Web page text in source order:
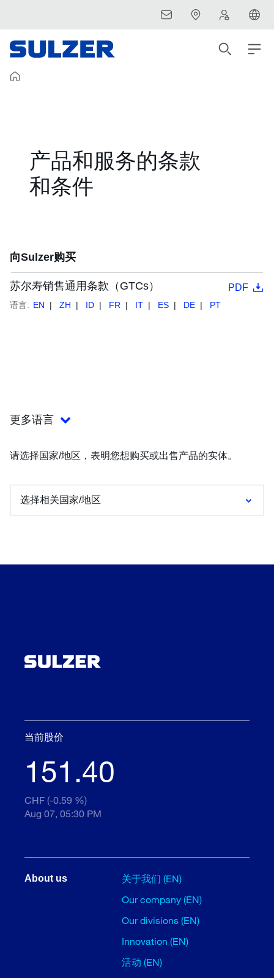
产品和服务的条款
和条件
向Sulzer购买
苏尔寿销售通用条款（GTCs） PDF
语言: EN ZH ID FR IT ES DE PT
更多语言
请选择国家/地区，表明您想购买或出售产品的实体。
选择相关国家/地区
当前股价
151.40
CHF (-0.59 %)
Aug 07, 05:30 PM
About us
关于我们 (EN)
Our company (EN)
Our divisions (EN)
Innovation (EN)
活动 (EN)